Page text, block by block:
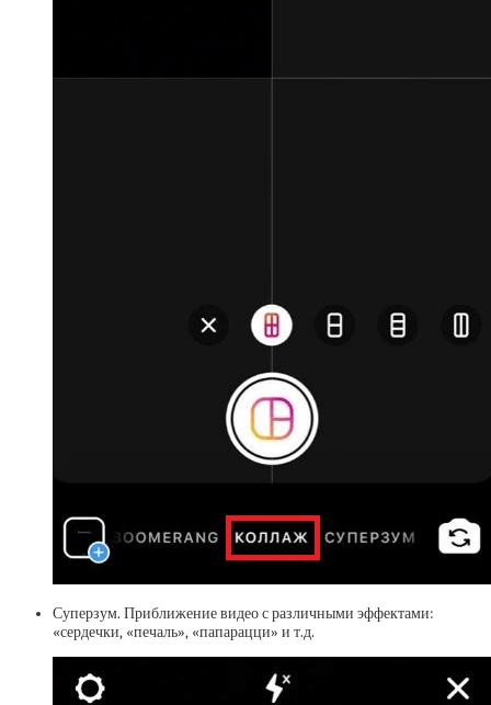
Суперзум. Приближение видео с различными эффектами:
«сердечки, «печаль», «папарацци» и т.д.